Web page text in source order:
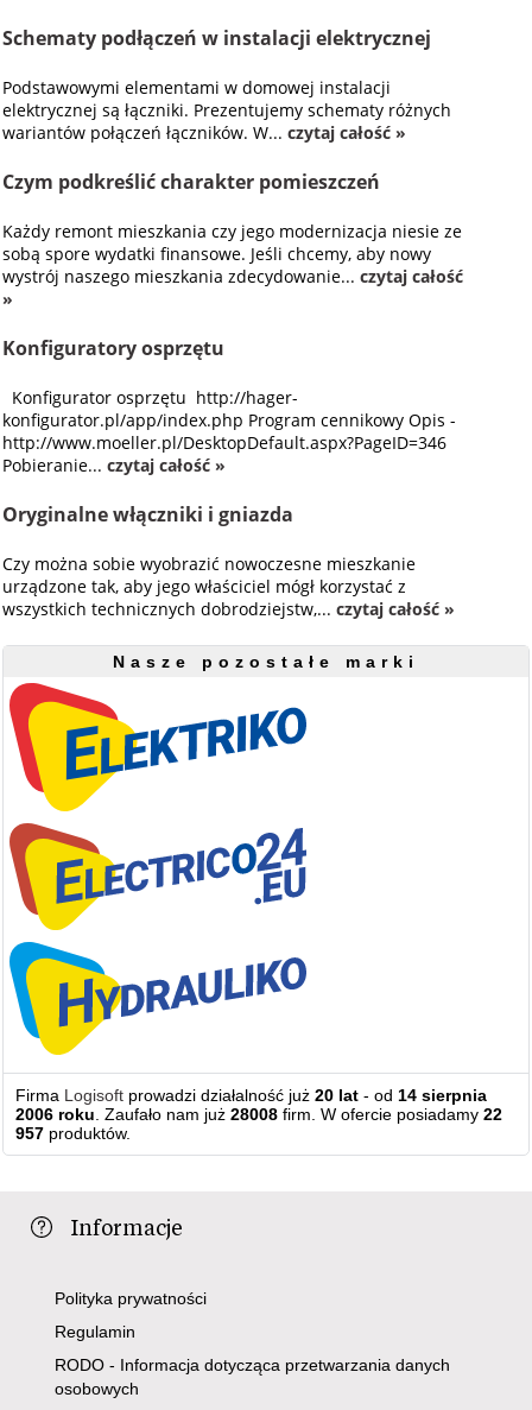
Schematy podłączeń w instalacji elektrycznej
Podstawowymi elementami w domowej instalacji
elektrycznej są łączniki. Prezentujemy schematy różnych
wariantów połączeń łączników. W...czytaj całość »
Czym podkreślić charakter pomieszczeń
Każdy remont mieszkania czy jego modernizacja niesie ze
sobą spore wydatki finansowe. Jeśli chcemy, aby nowy
wystrój naszego mieszkania zdecydowanie...czytaj całość
»
Konfiguratory osprzętu
Konfigurator osprzętu http://hager-
konfigurator.pl/app/index.php Program cennikowy Opis -
http://www.moeller.pl/DesktopDefault.aspx?PageID=346
Pobieranie...czytaj całość »
Oryginalne włączniki i gniazda
Czy można sobie wyobrazić nowoczesne mieszkanie
urządzone tak, aby jego właściciel mógł korzystać z
wszystkich technicznych dobrodziejstw,...czytaj całość »
Nasze pozostałe marki
Firma Logisoft prowadzi działalność już20 lat - od 14 sierpnia
2006 roku . Zaufało nam już28008 firm. W ofercie posiadamy22
957 produktów.
Informacje
Polityka prywatności
Regulamin
RODO - Informacja dotycząca przetwarzania danych
osobowych